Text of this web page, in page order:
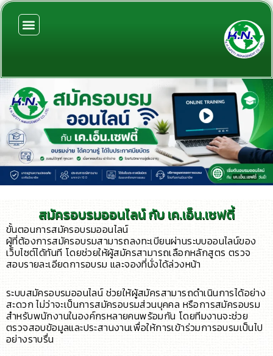
Skip
content
สมัครอบรมออนไลน์ กับ เค.เอ็น.เซฟตี้
ขั้นตอนการสมัครอบรมออนไลน์
ผู้ที่ต้องการสมัครอบรมสามารถลงทะเบียนผ่านระบบออนไลน์ของ
เว็บไซต์ได้ทันที โดยช่วยให้ผู้สมัครสามารถเลือกหลักสูตร ตรวจ
สอบรายละเอียดการอบรม และจองที่นั่งได้ล่วงหน้า
ระบบสมัครอบรมออนไลน์ ช่วยให้ผู้สมัครสามารถดำเนินการได้อย่าง
สะดวก ไม่ว่าจะเป็นการสมัครอบรมส่วนบุคคล หรือการสมัครอบรม
สำหรับพนักงานในองค์กรหลายคนพร้อมกัน โดยทีมงานจะช่วย
ตรวจสอบข้อมูลและประสานงานเพื่อให้การเข้าร่วมการอบรมเป็นไป
อย่างราบรื่น